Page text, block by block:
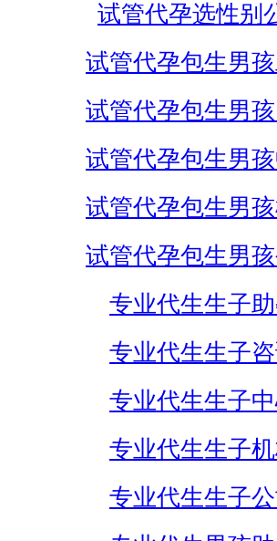
试管代孕选性别
试管代孕包生男
试管代孕包生男
试管代孕包生男
试管代孕包生男
试管代孕包生男孩
专业代生生子
专业代生生子
专业代生生子
专业代生生子
专业代生生子公